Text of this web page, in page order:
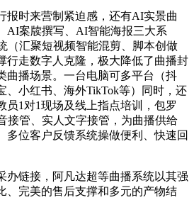
时来营制紧迫感，还有AI实景曲
AI案牍撰写、AI智能海报三大系
（汇聚短视频智能混剪、脚本创做
行走数字人克隆，极大降低了曲播封
曲播场景。一台电脑可多平台（抖
、小红书、海外TikTok等）同时，还
员1对1现场及线上指点培训，包罗
接管、实人文字接管，为曲播供给
多位客户反馈系统操做便利、快速回
链接，阿凡达超等曲播系统以其强
、完美的售后支撑和多元的产物结